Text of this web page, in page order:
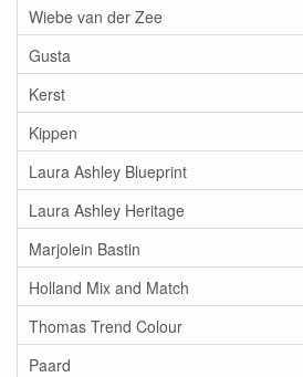
Wiebe van der Zee
Gusta
Kerst
Kippen
Laura Ashley Blueprint
Laura Ashley Heritage
Marjolein Bastin
Holland Mix and Match
Thomas Trend Colour
Paard